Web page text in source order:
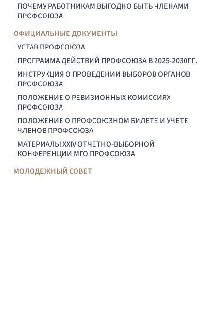
ПОЧЕМУ РАБОТНИКАМ ВЫГОДНО БЫТЬ ЧЛЕНАМИ
ПРОФСОЮЗА
ОФИЦИАЛЬНЫЕ ДОКУМЕНТЫ
УСТАВ ПРОФСОЮЗА
ПРОГРАММА ДЕЙСТВИЙ ПРОФСОЮЗА В 2025-2030ГГ.
ИНСТРУКЦИЯ О ПРОВЕДЕНИИ ВЫБОРОВ ОРГАНОВ
ПРОФСОЮЗА
ПОЛОЖЕНИЕ О РЕВИЗИОННЫХ КОМИССИЯХ
ПРОФСОЮЗА
ПОЛОЖЕНИЕ О ПРОФСОЮЗНОМ БИЛЕТЕ И УЧЕТЕ
ЧЛЕНОВ ПРОФСОЮЗА
МАТЕРИАЛЫ XXIV ОТЧЕТНО-ВЫБОРНОЙ
КОНФЕРЕНЦИИ МГО ПРОФСОЮЗА
МОЛОДЕЖНЫЙ СОВЕТ